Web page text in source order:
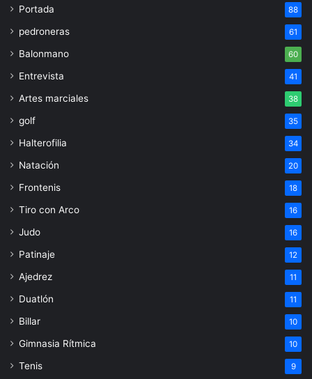
Portada 88
pedroneras 61
Balonmano 60
Entrevista 41
Artes marciales 38
golf 35
Halterofilia 34
Natación 20
Frontenis 18
Tiro con Arco 16
Judo 16
Patinaje 12
Ajedrez 11
Duatlón 11
Billar 10
Gimnasia Rítmica 10
Tenis 9